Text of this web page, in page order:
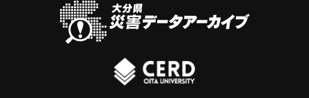
【出典：大分県土地改良史（大分県農政部耕地課, 1972）】
｜固有コード:00035004
ている。其の後明治三十四年、夏の堤防決潰による六十八米
に及ぶ修復工事又昭和四十二年の立樋改修等の工事を行なっ
たが、老朽化と併せて貯水能力もいちじるしく低下したた
め、上元重下元重山下の共同建設委員会で発起し、更に県当
局や宇佐土地改良区のご協力を得て、昭和四十九年より十ヵ